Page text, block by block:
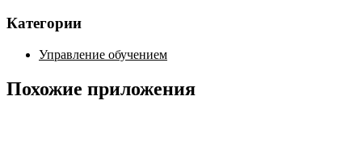
Категории
Управление обучением
Похожие приложения